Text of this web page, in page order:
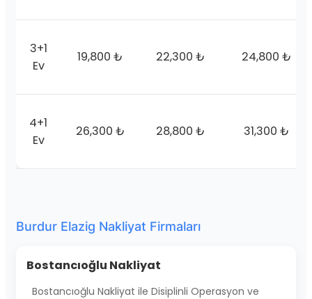
3+1
Ev
19,800 ₺ 22,300 ₺ 24,800 ₺
4+1
Ev
26,300 ₺ 28,800 ₺ 31,300 ₺
Burdur Elazig Nakliyat Firmaları
Bostancıoğlu Nakliyat
Bostancıoğlu Nakliyat ile Disiplinli Operasyon ve